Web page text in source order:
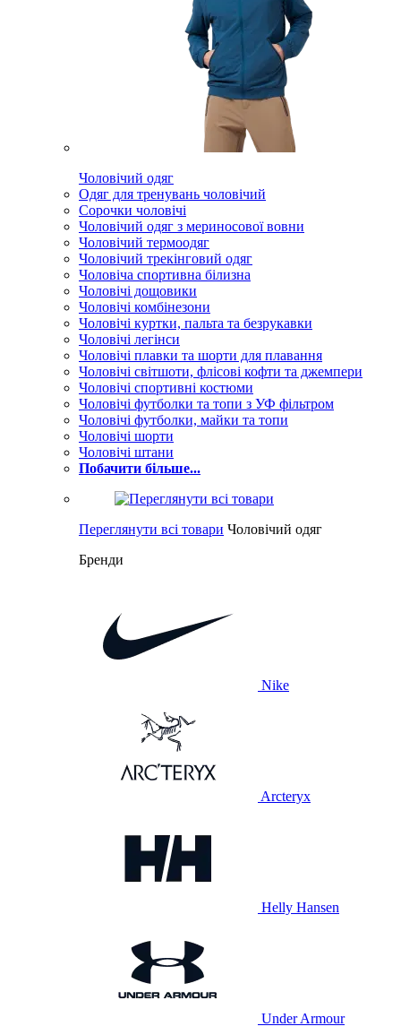
Чоловічий одяг
Одяг для тренувань чоловічий
Сорочки чоловічі
Чоловічий одяг з мериносової вовни
Чоловічий термоодяг
Чоловічий трекінговий одяг
Чоловіча спортивна білизна
Чоловічі дощовики
Чоловічі комбінезони
Чоловічі куртки, пальта та безрукавки
Чоловічі легінси
Чоловічі плавки та шорти для плавання
Чоловічі світшоти, флісові кофти та джемпери
Чоловічі спортивні костюми
Чоловічі футболки та топи з УФ фільтром
Чоловічі футболки, майки та топи
Чоловічі шорти
Чоловічі штани
Побачити більше...
Переглянути всі товари Чоловічий одяг
Бренди
Nike
Arcteryx
Helly Hansen
Under Armour